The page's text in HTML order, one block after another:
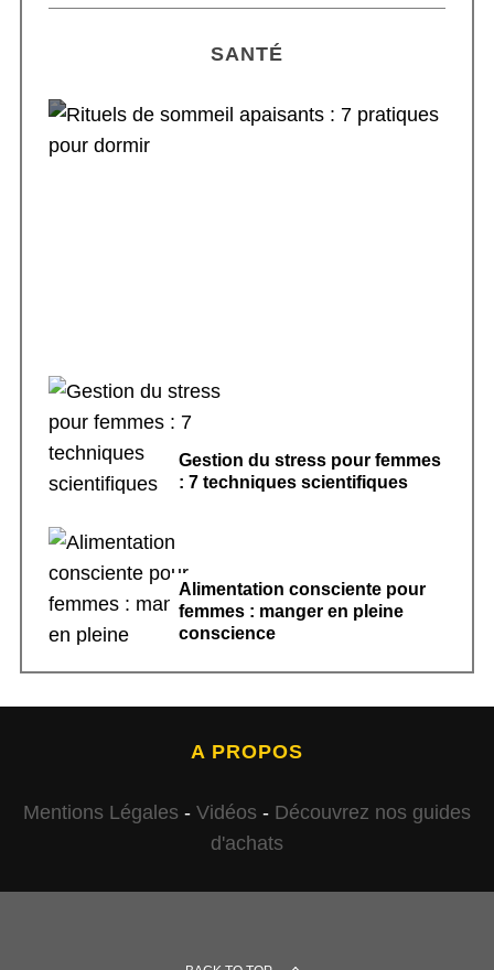
SANTÉ
Gestion du stress pour femmes
: 7 techniques scientifiques
Alimentation consciente pour
femmes : manger en pleine
conscience
A PROPOS
Mentions Légales - Vidéos - Découvrez nos guides
d'achats